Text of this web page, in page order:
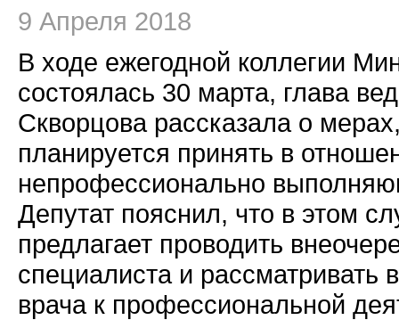
9 Апреля 2018
В ходе ежегодной коллегии
состоялась 30 марта, глава
Скворцова рассказала о
планируется принять в
непрофессионально
Депутат пояснил, что в этом
предлагает проводить
специалиста и рассматривать
врача к профессиональной